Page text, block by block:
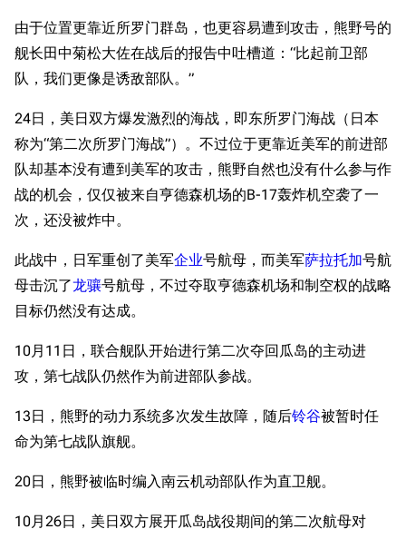
由于位置更靠近所罗门群岛，也更容易遭到攻击，熊野号的
舰长田中菊松大佐在战后的报告中吐槽道：“比起前卫部
队，我们更像是诱敌部队。”
24日，美日双方爆发激烈的海战，即东所罗门海战（日本
称为“第二次所罗门海战”）。不过位于更靠近美军的前进部
队却基本没有遭到美军的攻击，熊野自然也没有什么参与作
战的机会，仅仅被来自亨德森机场的B-17轰炸机空袭了一
次，还没被炸中。
此战中，日军重创了美军企业号航母，而美军萨拉托加号航
母击沉了龙骧号航母，不过夺取亨德森机场和制空权的战略
目标仍然没有达成。
10月11日，联合舰队开始进行第二次夺回瓜岛的主动进
攻，第七战队仍然作为前进部队参战。
13日，熊野的动力系统多次发生故障，随后铃谷被暂时任
命为第七战队旗舰。
20日，熊野被临时编入南云机动部队作为直卫舰。
10月26日，美日双方展开瓜岛战役期间的第二次航母对